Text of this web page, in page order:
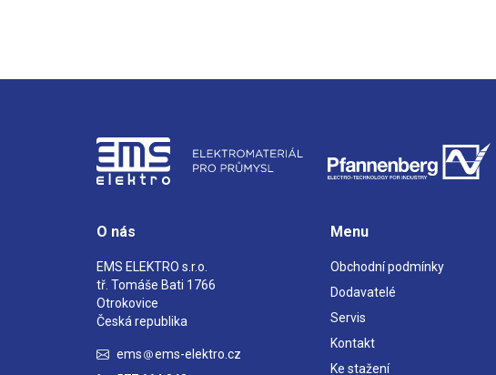
O nás
EMS ELEKTRO s.r.o.
tř. Tomáše Bati 1766
Otrokovice
Česká republika
ems
ems-elektro.cz
Menu
Obchodní podmínky
Dodavatelé
Servis
Kontakt
Ke stažení